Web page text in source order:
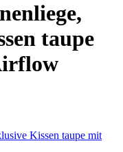
taupe